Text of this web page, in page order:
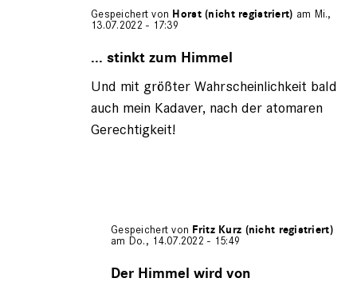
Gespeichert von Horst (nicht registriert) am Mi.,
13.07.2022 - 17:39
Gerhard
Engel
registriert)
... stinkt zum Himmel
Und mit größter Wahrscheinlichkeit bald
auch mein Kadaver, nach der atomaren
Gerechtigkeit!
Gespeichert von Fritz Kurz (nicht registriert)
am Do., 14.07.2022 - 15:49
auf
Der Himmel wird von